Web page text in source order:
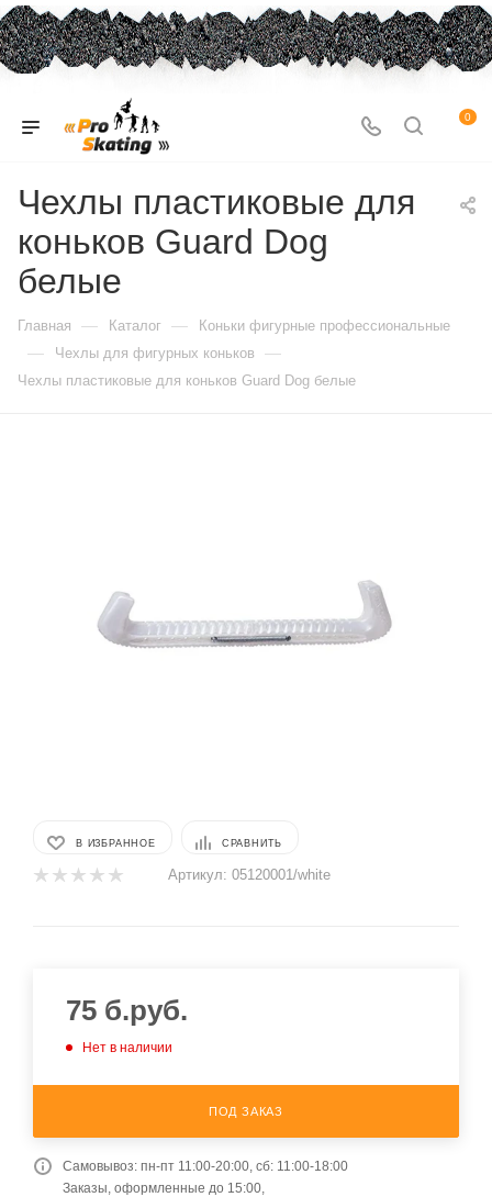
0
Чехлы пластиковые для
коньков Guard Dog
белые
Главная — Каталог — Коньки фигурные профессиональные
— Чехлы для фигурных коньков —
Чехлы пластиковые для коньков Guard Dog белые
В ИЗБРАННОЕ СРАВНИТЬ
Артикул: 05120001/white
75 б.руб.
Нет в наличии
ПОД ЗАКАЗ
Самовывоз: пн-пт 11:00-20:00, сб: 11:00-18:00
Заказы, оформленные до 15:00,